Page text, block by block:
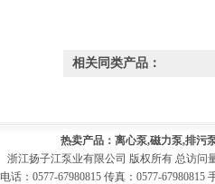
相关同类产品：
热卖产品：离心泵,磁力泵,排污
浙江扬子江泵业有限公司 版权所有 总访问
电话：0577-67980815 传真：0577-